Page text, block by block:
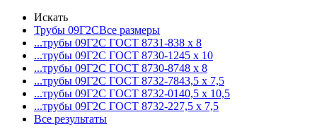
Искать
Трубы 09Г2СВсе размеры
...трубы 09Г2С ГОСТ 8731-838 x 8
...трубы 09Г2С ГОСТ 8730-1245 x 10
...трубы 09Г2С ГОСТ 8730-8748 x 8
...трубы 09Г2С ГОСТ 8732-7843,5 x 7,5
...трубы 09Г2С ГОСТ 8732-0140,5 x 10,5
...трубы 09Г2С ГОСТ 8732-227,5 x 7,5
Все результаты